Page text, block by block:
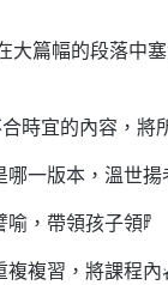
篇幅的段落中塞
時宜的內容，
一版本，溫世
，帶領孩子領略
複習，將課程內